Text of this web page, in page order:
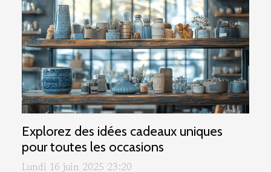
Explorez des idées cadeaux uniques
pour toutes les occasions
Lundi 16 juin 2025 23:20